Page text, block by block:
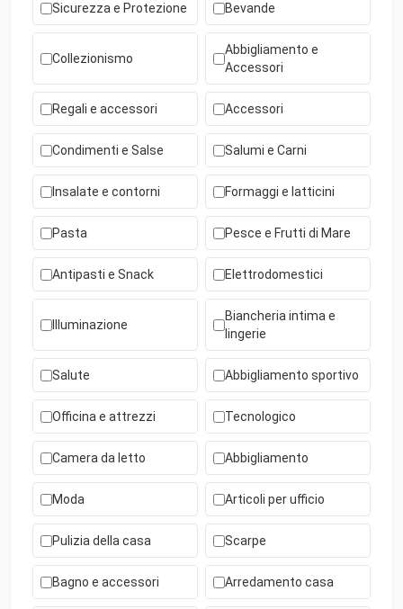
Sicurezza e Protezione Bevande
Collezionismo
Abbigliamento e
Accessori
Regali e accessori Accessori
Condimenti e Salse Salumi e Carni
Insalate e contorni Formaggi e latticini
Pasta Pesce e Frutti di Mare
Antipasti e Snack Elettrodomestici
Illuminazione
Biancheria intima e
lingerie
Salute Abbigliamento sportivo
Officina e attrezzi Tecnologico
Camera da letto Abbigliamento
Moda Articoli per ufficio
Pulizia della casa Scarpe
Bagno e accessori Arredamento casa